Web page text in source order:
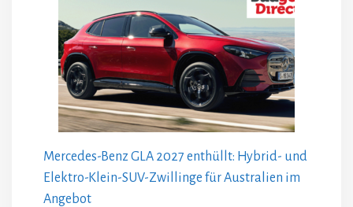
Mercedes-Benz GLA 2027 enthüllt: Hybrid- und
Elektro-Klein-SUV-Zwillinge für Australien im
Angebot